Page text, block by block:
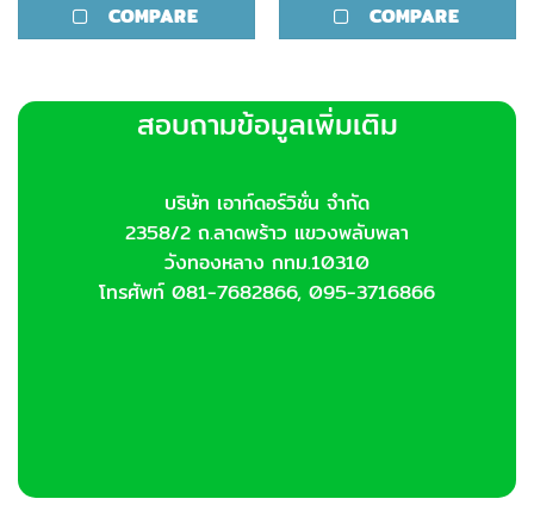
COMPARE COMPARE
สอบถามข้อมูลเพิ่มเติม
บริษัท เอาท์ดอร์วิชั่น จำกัด
2358/2 ถ.ลาดพร้าว แขวงพลับพลา
วังทองหลาง กทม.10310
โทรศัพท์ 081-7682866, 095-3716866